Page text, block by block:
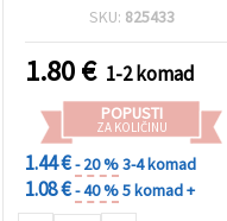
SKU: 825433
1.80€ 1-2 komad
POPUSTI
ZA KOLIČINU
1.44 €- 20 %3-4 komad
1.08 €- 40 %5 komad +